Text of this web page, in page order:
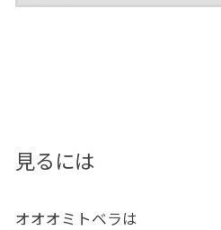
見るには
オオオミトベラは